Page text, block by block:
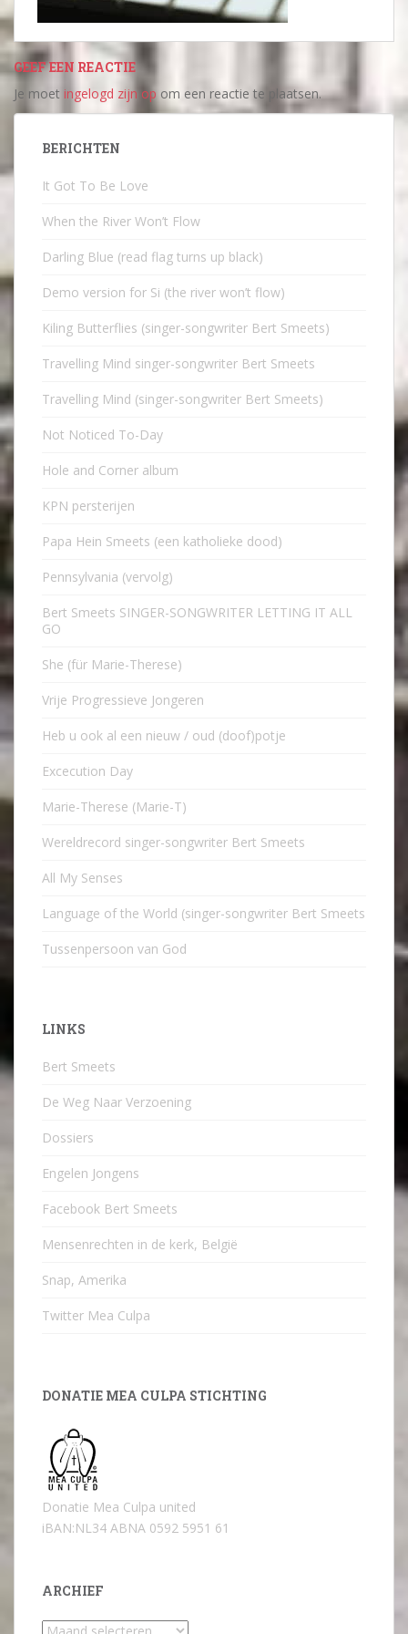
GEEF EEN REACTIE
Je moet ingelogd zijn op om een reactie te plaatsen.
BERICHTEN
It Got To Be Love
When the River Won’t Flow
Darling Blue (read flag turns up black)
Demo version for Si (the river won’t flow)
Kiling Butterflies (singer-songwriter Bert Smeets)
Travelling Mind singer-songwriter Bert Smeets
Travelling Mind (singer-songwriter Bert Smeets)
Not Noticed To-Day
Hole and Corner album
KPN persterijen
Papa Hein Smeets (een katholieke dood)
Pennsylvania (vervolg)
Bert Smeets SINGER-SONGWRITER LETTING IT ALL
GO
She (für Marie-Therese)
Vrije Progressieve Jongeren
Heb u ook al een nieuw / oud (doof)potje
Excecution Day
Marie-Therese (Marie-T)
Wereldrecord singer-songwriter Bert Smeets
All My Senses
Language of the World (singer-songwriter Bert Smeets
Tussenpersoon van God
LINKS
Bert Smeets
De Weg Naar Verzoening
Dossiers
Engelen Jongens
Facebook Bert Smeets
Mensenrechten in de kerk, België
Snap, Amerika
Twitter Mea Culpa
DONATIE MEA CULPA STICHTING
Donatie Mea Culpa united
iBAN:NL34 ABNA 0592 5951 61
ARCHIEF
Archief